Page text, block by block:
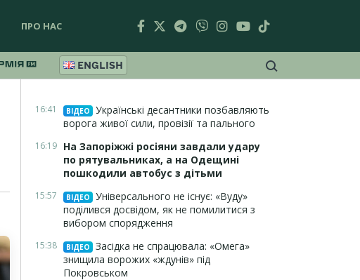
ПРО НАС
ENGLISH
16:41 ВІДЕО
Українські десантники позбавляють
ворога живої сили, провізії та пального
16:19 На Запоріжжі росіяни завдали удару
по рятувальниках, а на Одещині
пошкодили автобус з дітьми
15:57 ВІДЕО
Універсального не існує: «Вуду»
поділився досвідом, як не помилитися з
вибором спорядження
15:38 ВІДЕО
Засідка не спрацювала: «Омега»
знищила ворожих «ждунів» під
Покровськом